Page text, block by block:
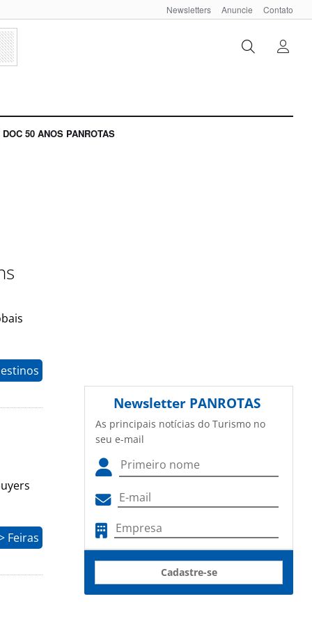
Newsletters Anuncie Contato
DOC 50 ANOS PANROTAS
Feiras
Newsletter PANROTAS
As principais notícias do Turismo no
seu e-mail
Cadastre-se